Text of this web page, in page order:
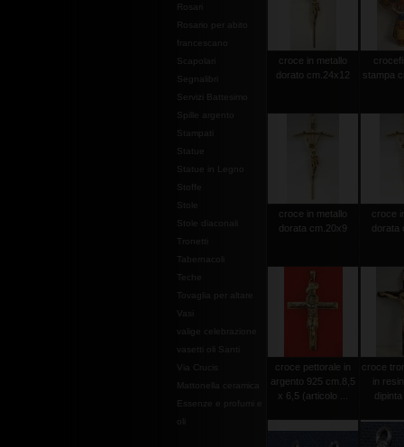
Rosari
Rosario per abito
francescano
Scapolari
Segnalibri
Servizi Battesimo
Spille argento
Stampati
Statue
Statue in Legno
Stoffe
Stole
Stole diaconali
Tabernacoli
valige celebrazione
Mattonella ceramica
Essenze e profumi e
croce in metallo
dorato cm.24x12
stampa
croce in metallo
dorata cm.20x9
croce
dorata
croce pettorale in
argento 925 cm.8,5
x 6,5 (articolo ...
croce
in